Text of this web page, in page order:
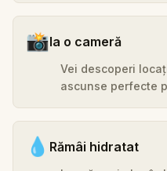
📸Ia o cameră
Vei descoperi
ascunse perfecte
💧 Rămâi hidratat